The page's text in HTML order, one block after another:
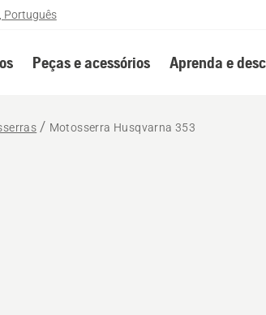
Português
Peças e acessórios Aprenda e
Motosserra Husqvarna 353